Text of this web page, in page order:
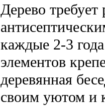
Дерево требует
каждые 2-3
элементов
деревянная
своим уютом и